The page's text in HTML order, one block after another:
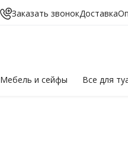
Заказать звонокДоставка
Мебельи сейфы Все для